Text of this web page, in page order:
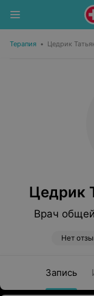
Терапия • Цедрик
Цедрик
Врач
Нет
Запись